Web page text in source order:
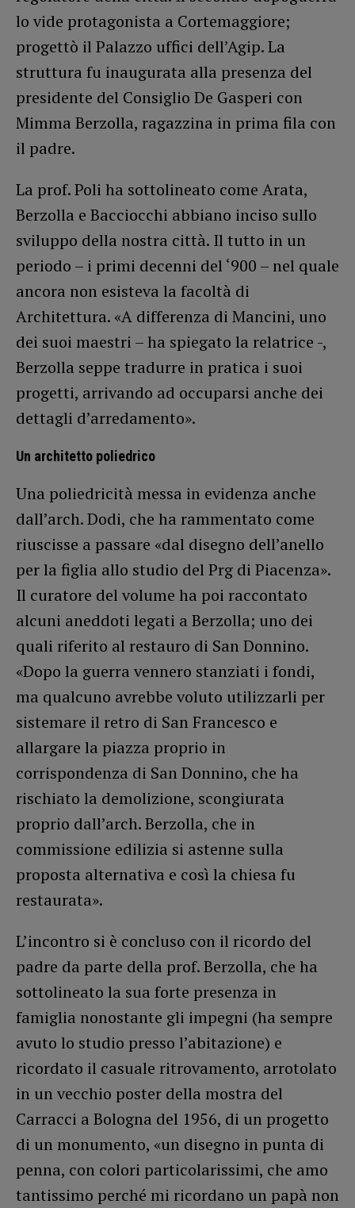
lo vide protagonista a Cortemaggiore;
progettò il Palazzo uffici dell’Agip. La
struttura fu inaugurata alla presenza del
presidente del Consiglio De Gasperi con
Mimma Berzolla, ragazzina in prima fila con
il padre.
La prof. Poli ha sottolineato come Arata,
Berzolla e Bacciocchi abbiano inciso sullo
sviluppo della nostra città. Il tutto in un
periodo – i primi decenni del ‘900 – nel quale
ancora non esisteva la facoltà di
Architettura. «A differenza di Mancini, uno
dei suoi maestri – ha spiegato la relatrice -,
Berzolla seppe tradurre in pratica i suoi
progetti, arrivando ad occuparsi anche dei
dettagli d’arredamento».
Un architetto poliedrico
Una poliedricità messa in evidenza anche
dall’arch. Dodi, che ha rammentato come
riuscisse a passare «dal disegno dell’anello
per la figlia allo studio del Prg di Piacenza».
Il curatore del volume ha poi raccontato
alcuni aneddoti legati a Berzolla; uno dei
quali riferito al restauro di San Donnino.
«Dopo la guerra vennero stanziati i fondi,
ma qualcuno avrebbe voluto utilizzarli per
sistemare il retro di San Francesco e
allargare la piazza proprio in
corrispondenza di San Donnino, che ha
rischiato la demolizione, scongiurata
proprio dall’arch. Berzolla, che in
commissione edilizia si astenne sulla
proposta alternativa e così la chiesa fu
restaurata».
L’incontro si è concluso con il ricordo del
padre da parte della prof. Berzolla, che ha
sottolineato la sua forte presenza in
famiglia nonostante gli impegni (ha sempre
avuto lo studio presso l’abitazione) e
ricordato il casuale ritrovamento, arrotolato
in un vecchio poster della mostra del
Carracci a Bologna del 1956, di un progetto
di un monumento, «un disegno in punta di
penna, con colori particolarissimi, che amo
tantissimo perché mi ricordano un papà non